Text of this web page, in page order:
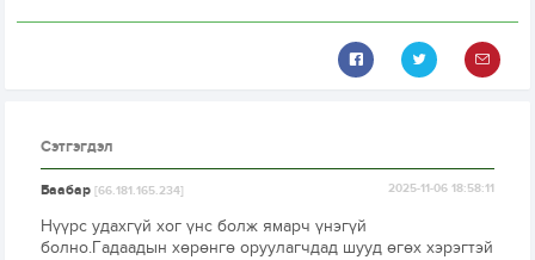
Сэтгэгдэл
Баабар[66.181.165.234] 2025-11-06 18:58:11
Нүүрс удахгүй хог үнс болж ямарч үнэгүй
болно.Гадаадын хөрөнгө оруулагчдад шууд өгөх хэрэгтэй